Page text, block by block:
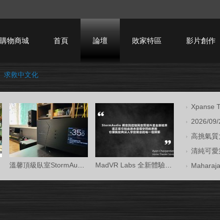
購物商城 首頁 論壇 敗家特區 影片創作
求救中文化
Xpanse
2026/
高挑氣
清純可